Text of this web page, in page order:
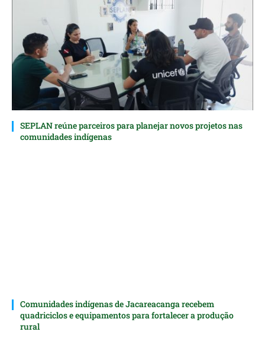
SEPLAN reúne parceiros para planejar novos projetos nas
comunidades indígenas
Comunidades indígenas de Jacareacanga recebem
quadriciclos e equipamentos para fortalecer a produção
rural